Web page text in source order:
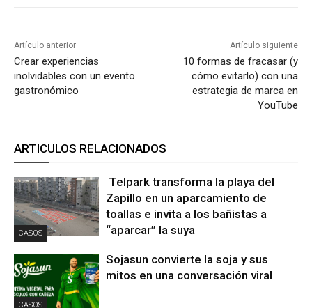
Artículo anterior
Crear experiencias
inolvidables con un evento
gastronómico
Artículo siguiente
10 formas de fracasar (y
cómo evitarlo) con una
estrategia de marca en
YouTube
ARTICULOS RELACIONADOS
CASOS
Telpark transforma la playa del
Zapillo en un aparcamiento de
toallas e invita a los bañistas a
“aparcar” la suya
CASOS
Sojasun convierte la soja y sus
mitos en una conversación viral